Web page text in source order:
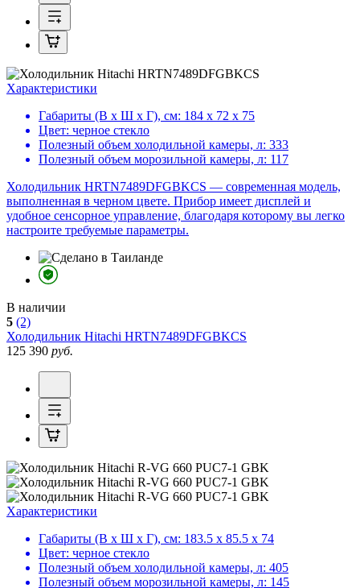
Характеристики
Габариты (В х Ш х Г), см: 184 х 72 х 75
Цвет: черное стекло
Полезный объем холодильной камеры, л: 333
Полезный объем морозильной камеры, л: 117
Холодильник HRTN7489DFGBKCS — современная модель,
выполненная в черном цвете. Прибор имеет дисплей и
удобное сенсорное управление, благодаря которому вы легко
настроите требуемые параметры.
В наличии
5 (2)
Холодильник Hitachi HRTN7489DFGBKCS
125 390 руб.
Характеристики
Габариты (В х Ш х Г), см: 183.5 х 85.5 х 74
Цвет: черное стекло
Полезный объем холодильной камеры, л: 405
Полезный объем морозильной камеры, л: 145